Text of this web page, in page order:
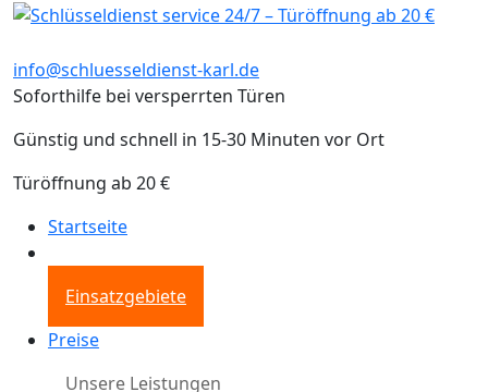
info@schluesseldienst-karl.de
Soforthilfe bei versperrten Türen
Günstig und schnell in 15-30 Minuten vor Ort
Türöffnung ab 20 €
Startseite
Einsatzgebiete
Preise
Unsere Leistungen